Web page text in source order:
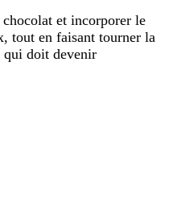
et incorporer le
tout en faisant tourner la
qui doit devenir